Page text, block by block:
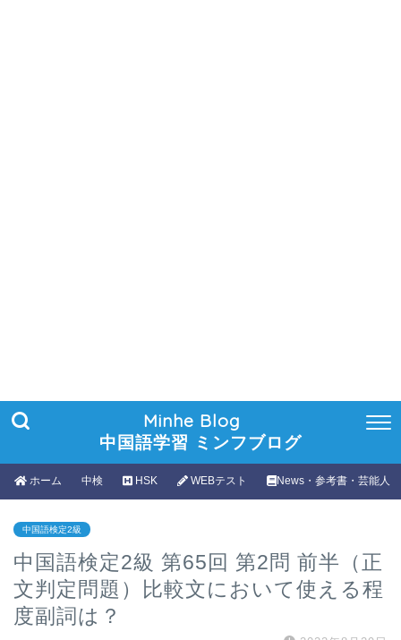
Minhe Blog
中国語学習 ミンフブログ
ホーム 中検 HSK WEBテスト News・参考書・芸能人
中国語検定2級
中国語検定2級 第65回 第2問 前半（正
文判定問題）比較文において使える程
度副詞は？